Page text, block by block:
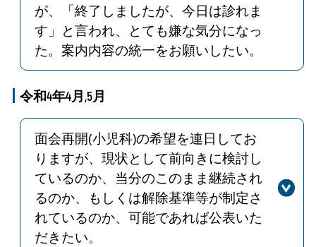
が、「終了しましたが、今日は診れま
す」と言われ、とても嫌な気分になっ
た。案内内容の統一をお願いしたい。
回答
診療科受付で不快な思いをおかけし申
し訳ございませんでした。今後は、職
員の案内内容の統一を再度周知し、こ
のようなことが無いよう対応いたしま
す。
令和4年4月,5月
面会再開(小児科)の希望を連日してお
りますが、現状として前向きに検討し
ているのか、当分のこのまま継続され
るのか、もしくは解除基準等が制定さ
れているのか、可能であれば公表いた
だきたい。